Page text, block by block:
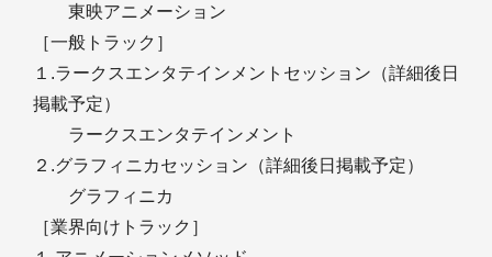
東映アニメーション
［一般トラック］
１.ラークスエンタテインメントセッション（詳細後日
掲載予定）
ラークスエンタテインメント
２.グラフィニカセッション（詳細後日掲載予定）
グラフィニカ
［業界向けトラック］